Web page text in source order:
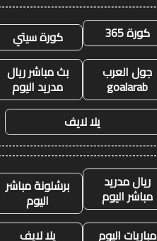
كورة 365
كورة سيتي
جول العرب
goalarab
بث مباشر ريال
مدريد اليوم
يلا لايف
ريال مدريد
مباشر اليوم برشلونة مباشر
اليوم
مباريات اليوم
يلا لايف